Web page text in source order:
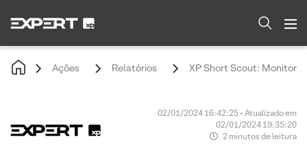
Ações Relatórios XP Short Scout: Monitor
02/01/2024 16:42:25 • Atualizado em
02/01/2024 19:35:20
2 minutos de leitura